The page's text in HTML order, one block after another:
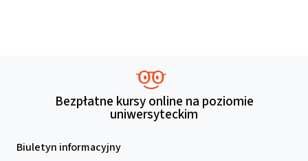
Bezpłatne kursy online na poziomie
uniwersyteckim
Biuletyn informacyjny